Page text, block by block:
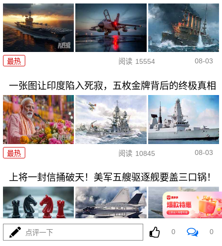
最热 阅读 15554 08-03
一张图让印度陷入死寂，五枚金牌背后的终极真相
最热 阅读 10845 08-03
上将一封信捅破天！美军五艘驱逐舰要盖三口锅！
点评一下 0 0